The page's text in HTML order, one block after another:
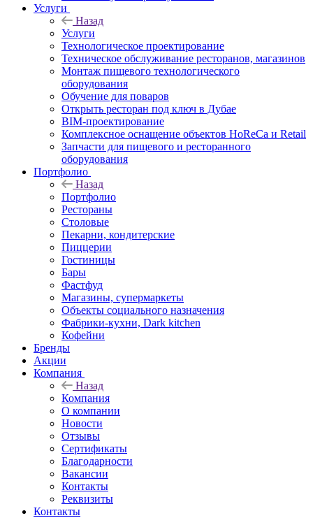
Услуги
Назад
Услуги
Технологическое проектирование
Техническое обслуживание ресторанов, магазинов
Монтаж пищевого технологического
оборудования
Обучение для поваров
Открыть ресторан под ключ в Дубае
BIM-проектирование
Комплексное оснащение объектов HoReCa и Retail
Запчасти для пищевого и ресторанного
оборудования
Портфолио
Назад
Портфолио
Рестораны
Столовые
Пекарни, кондитерские
Пиццерии
Гостиницы
Бары
Фастфуд
Магазины, супермаркеты
Объекты социального назначения
Фабрики-кухни, Dark kitchen
Кофейни
Бренды
Акции
Компания
Назад
Компания
О компании
Новости
Отзывы
Сертификаты
Благодарности
Вакансии
Контакты
Реквизиты
Контакты